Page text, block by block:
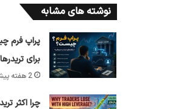
نوشته های مشابه
پراپ فرم
برای تریدرها
2 هفته پیش
چرا اکثر